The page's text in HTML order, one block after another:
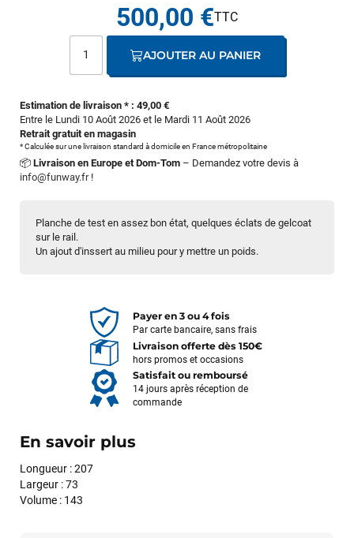
Planche de test en assez bon état, quelques éclats de gelcoat
sur le rail.
Un ajout d'inssert au milieu pour y mettre un poids.
Estimation de livraison * : 49,00 €
Entre le Lundi 10 Août 2026 et le Mardi 11 Août 2026
Retrait gratuit en magasin
* Calculée sur une livraison standard à domicile en France métropolitaine
📦 Livraison en Europe et Dom-Tom – Demandez votre devis à
info@funway.fr!
500,00 €
AJOUTER AU PANIER
Payer en 3 ou 4 fois
Par carte bancaire, sans frais
Livraison offerte dès 150€
hors promos et occasions
Satisfait ou remboursé
14 jours après réception de
commande
En savoir plus
Longueur : 207
Largeur : 73
Volume : 143